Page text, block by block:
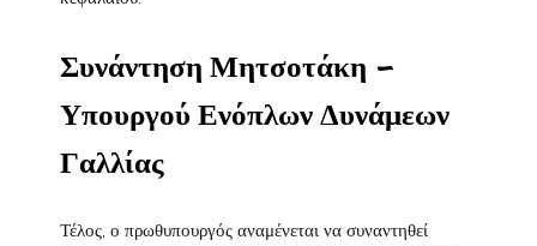
Συνάντηση Μητσοτάκη –
Υπουργού Ενόπλων Δυνάμεων
Γαλλίας
Τέλος, ο πρωθυπουργός αναμένεται να συναντηθεί